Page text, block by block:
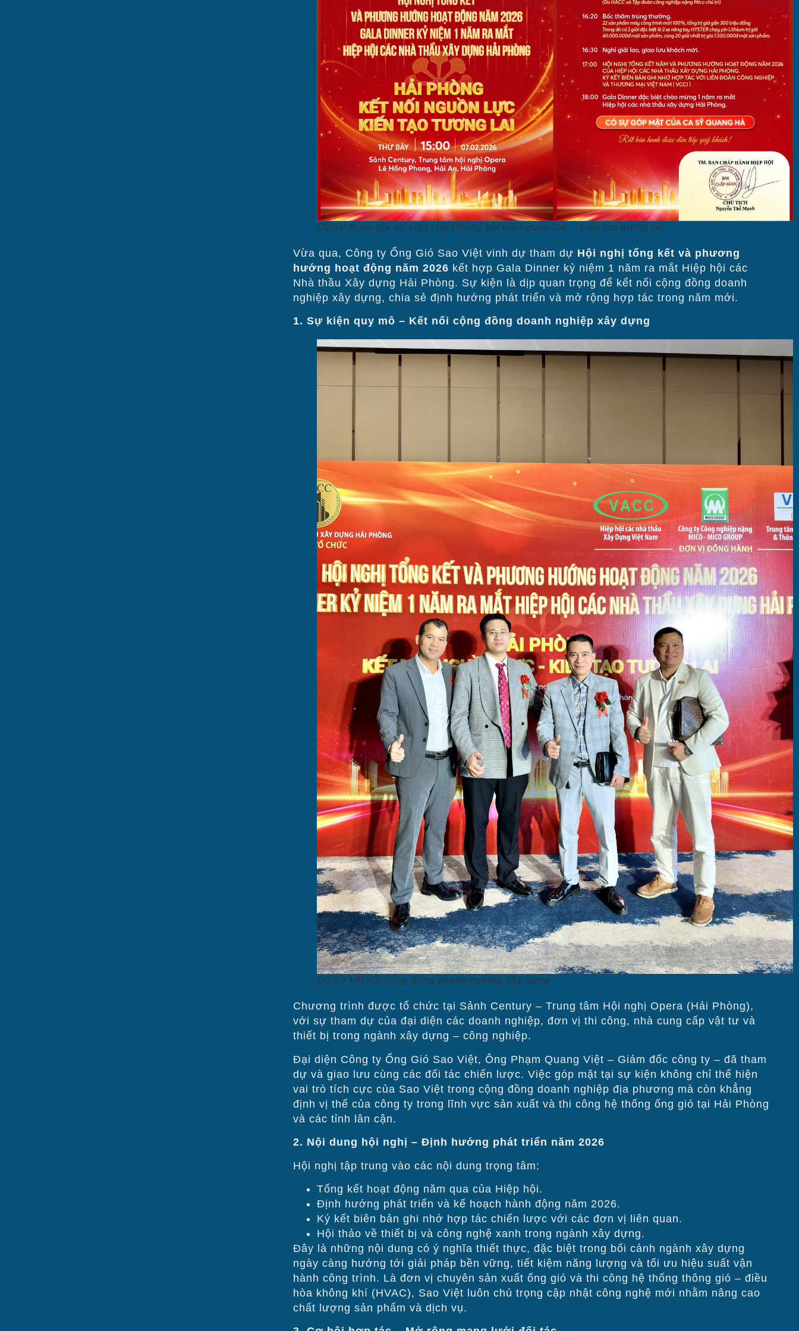
OGSV tham gia sự kiện Hải Phòng kết nối nguồn lực – kiến tạo tương lai.
Vừa qua, Công ty Ống Gió Sao Việt vinh dự tham dự Hội nghị tổng kết và phương
hướng hoạt động năm 2026 kết hợp Gala Dinner kỷ niệm 1 năm ra mắt Hiệp hội các
Nhà thầu Xây dựng Hải Phòng. Sự kiện là dịp quan trọng để kết nối cộng đồng doanh
nghiệp xây dựng, chia sẻ định hướng phát triển và mở rộng hợp tác trong năm mới.
1. Sự kiện quy mô – Kết nối cộng đồng doanh nghiệp xây dựng
OGSV kết nối cộng đồng doanh nghiệp xây dựng
Chương trình được tổ chức tại Sảnh Century – Trung tâm Hội nghị Opera (Hải Phòng),
với sự tham dự của đại diện các doanh nghiệp, đơn vị thi công, nhà cung cấp vật tư và
thiết bị trong ngành xây dựng – công nghiệp.
Đại diện Công ty Ống Gió Sao Việt, Ông Phạm Quang Việt – Giám đốc công ty – đã tham
dự và giao lưu cùng các đối tác chiến lược. Việc góp mặt tại sự kiện không chỉ thể hiện
vai trò tích cực của Sao Việt trong cộng đồng doanh nghiệp địa phương mà còn khẳng
định vị thế của công ty trong lĩnh vực sản xuất và thi công hệ thống ống gió tại Hải Phòng
và các tỉnh lân cận.
2. Nội dung hội nghị – Định hướng phát triển năm 2026
Hội nghị tập trung vào các nội dung trọng tâm:
Tổng kết hoạt động năm qua của Hiệp hội.
Định hướng phát triển và kế hoạch hành động năm 2026.
Ký kết biên bản ghi nhớ hợp tác chiến lược với các đơn vị liên quan.
Hội thảo về thiết bị và công nghệ xanh trong ngành xây dựng.
Đây là những nội dung có ý nghĩa thiết thực, đặc biệt trong bối cảnh ngành xây dựng
ngày càng hướng tới giải pháp bền vững, tiết kiệm năng lượng và tối ưu hiệu suất vận
hành công trình. Là đơn vị chuyên sản xuất ống gió và thi công hệ thống thông gió – điều
hòa không khí (HVAC), Sao Việt luôn chú trọng cập nhật công nghệ mới nhằm nâng cao
chất lượng sản phẩm và dịch vụ.